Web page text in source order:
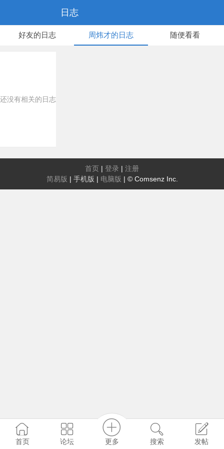
日志
好友的日志 周炜才的日志 随便看看
还没有相关的日志
首页 | 登录 | 注册
简易版 | 手机版 | 电脑版 | © Comsenz Inc.
首页 论坛 更多 搜索 发帖